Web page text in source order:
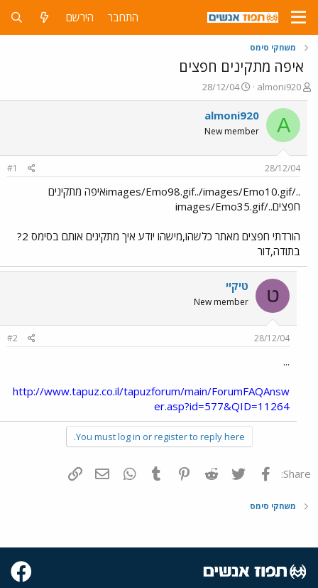
התחבר הירשם
משחקי סימס
איפה מתקינים חפצים
פ
ו
ת
ח
ה
ש
almoni920
פ
ו
ר
ם
ר
י
ך
28/12/04
A
almoni920
New member
28/12/04
#1
../images/Emo98.gif../images/Emo10.gifאיפה מתקינים
חפצים../images/Emo35.gif
הורדתי חפצים מאתר כלשהו,מישהו יודע איך מתקינים אותם בסימס 2?
בתודה,דור
ט טיקיי
New member
28/12/04
#2
...
http://www.tapuz.co.il/tapuzforum/main/ForumFAQAnsw
er.asp?id=577&QID=11264
You must log in or register to reply here.
Share: פייסבוק Twitter
Reddit
Pinterest
Tumblr
WhatsAppדואר אלקטרוני
משחקי סימס